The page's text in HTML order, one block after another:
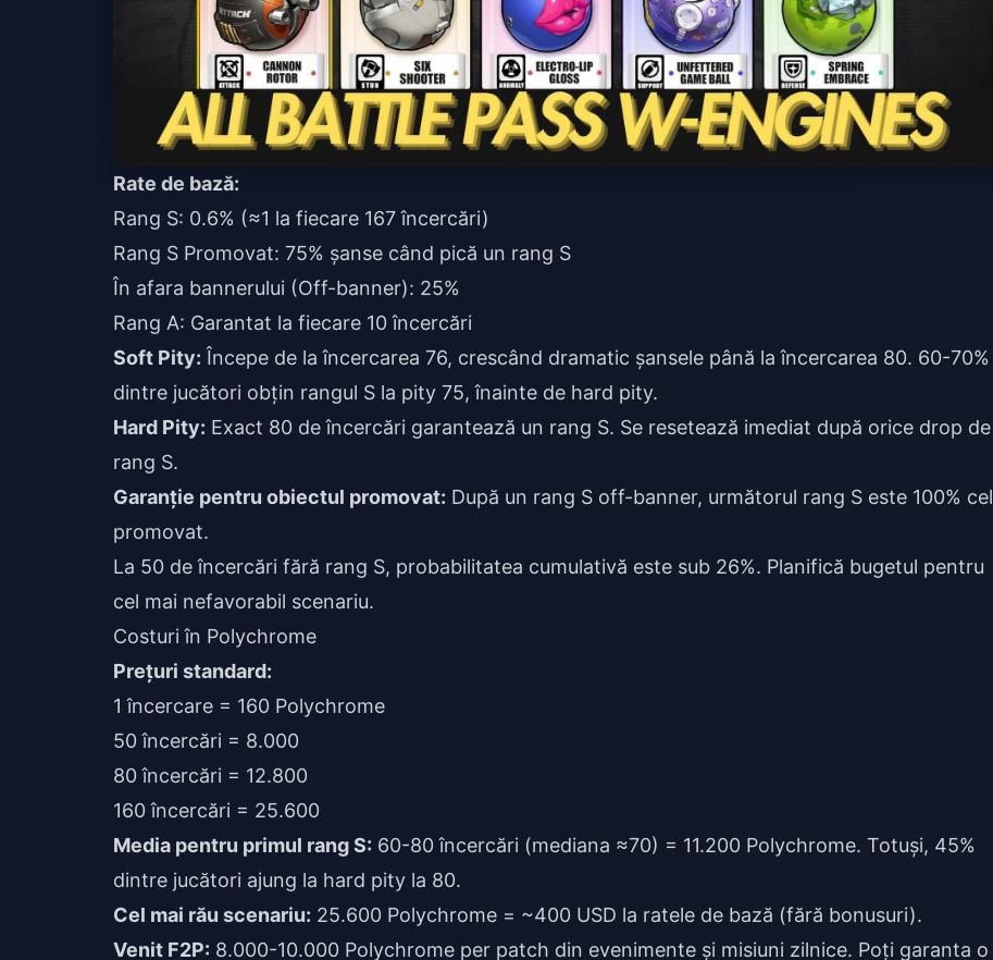
Rate de bază:
Rang S: 0.6% (≈1 la fiecare 167 încercări)
Rang S Promovat: 75% șanse când pică un rang S
În afara bannerului (Off-banner): 25%
Rang A: Garantat la fiecare 10 încercări
Soft Pity: Începe de la încercarea 76, crescând dramatic șansele până la încercarea 80. 60-70%
dintre jucători obțin rangul S la pity 75, înainte de hard pity.
Hard Pity: Exact 80 de încercări garantează un rang S. Se resetează imediat după orice drop de
rang S.
Garanție pentru obiectul promovat: După un rang S off-banner, următorul rang S este 100% cel
promovat.
La 50 de încercări fără rang S, probabilitatea cumulativă este sub 26%. Planifică bugetul pentru
cel mai nefavorabil scenariu.
Costuri în Polychrome
Prețuri standard:
1 încercare = 160 Polychrome
50 încercări = 8.000
80 încercări = 12.800
160 încercări = 25.600
Media pentru primul rang S: 60-80 încercări (mediana ≈70) = 11.200 Polychrome. Totuși, 45%
dintre jucători ajung la hard pity la 80.
Cel mai rău scenariu: 25.600 Polychrome = ~400 USD la ratele de bază (fără bonusuri).
Venit F2P: 8.000-10.000 Polychrome per patch din evenimente și misiuni zilnice. Poți garanta o